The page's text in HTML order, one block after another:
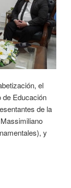
el
de Educación
de la
y